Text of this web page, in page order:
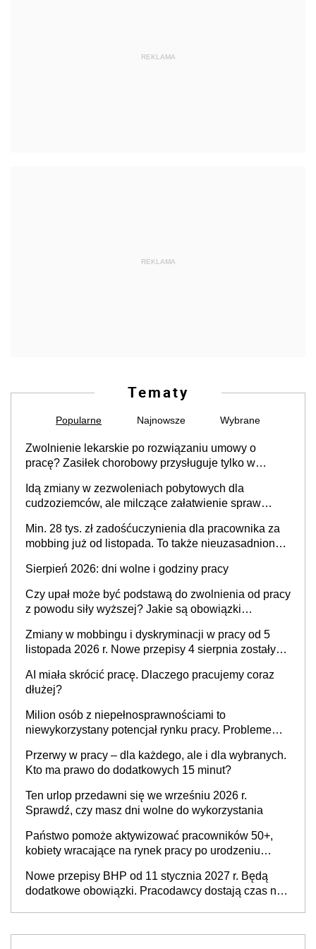
REKLAMA
REKLAMA
Tematy
Popularne Najnowsze Wybrane
Zwolnienie lekarskie po rozwiązaniu umowy o
pracę? Zasiłek chorobowy przysługuje tylko w
stosunku pracy
Idą zmiany w zezwoleniach pobytowych dla
cudzoziemców, ale milczące załatwienie spraw
Min. 28 tys. zł zadośćuczynienia dla pracownika za
mobbing już od listopada. To także nieuzasadniona
Sierpień 2026: dni wolne i godziny pracy
Czy upał może być podstawą do zwolnienia od pracy
z powodu siły wyższej? Jakie są obowiązki
Zmiany w mobbingu i dyskryminacji w pracy od 5
listopada 2026 r. Nowe przepisy 4 sierpnia zostały
AI miała skrócić pracę. Dlaczego pracujemy coraz
dłużej?
Milion osób z niepełnosprawnościami to
niewykorzystany potencjał rynku pracy. Problemem
refundacji, ale bariery po stronie systemu i
świadomości pracodawców [WYWIAD]
Przerwy w pracy – dla każdego, ale i dla wybranych.
Kto ma prawo do dodatkowych 15 minut?
Ten urlop przedawni się we wrześniu 2026 r.
Sprawdź, czy masz dni wolne do wykorzystania
Państwo pomoże aktywizować pracowników 50+,
kobiety wracające na rynek pracy po urodzeniu
neuroatypowe. Powstanie Fundusz na rzecz
Inkluzywności w Zatrudnianiu?
Nowe przepisy BHP od 11 stycznia 2027 r. Będą
dodatkowe obowiązki. Pracodawcy dostają czas na